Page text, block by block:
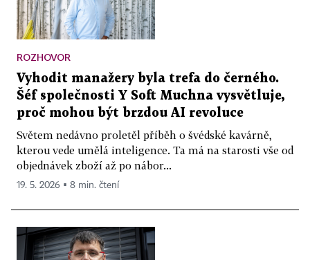
ROZHOVOR
Vyhodit manažery byla trefa do černého.
Šéf společnosti Y Soft Muchna vysvětluje,
proč mohou být brzdou AI revoluce
Světem nedávno proletěl příběh o švédské kavárně,
kterou vede umělá inteligence. Ta má na starosti vše od
objednávek zboží až po nábor...
19. 5. 2026 ▪ 8 min. čtení